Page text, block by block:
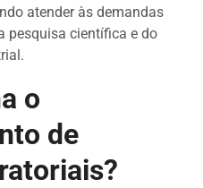
atender às demandas
pesquisa científica e do
o
de